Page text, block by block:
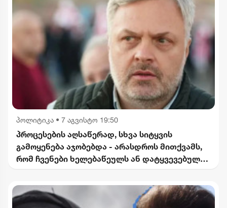
პოლიტიკა • 7 აგვისტო 19:50
პროცესების აღსაწერად, სხვა სიტყვის
გამოყენება აჯობებდა - არასდროს მითქვამს,
რომ ჩვენები ხელებაწეულს ან დატყვევებულს